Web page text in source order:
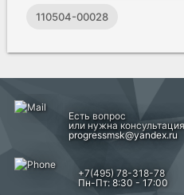
110504-00028
Есть вопрос
или нужна
progressmsk@yandex.ru
+7(495) 78-318-78
Пн-Пт: 8:30 - 17:00